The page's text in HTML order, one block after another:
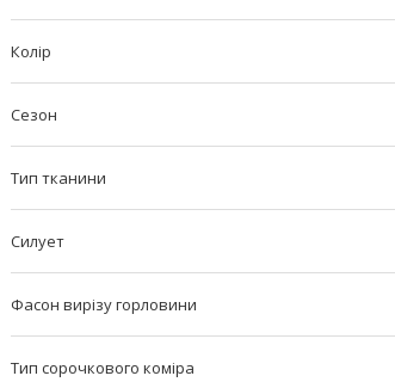
Колір
Сезон
Тип тканини
Силует
Фасон вирізу горловини
Тип сорочкового коміра